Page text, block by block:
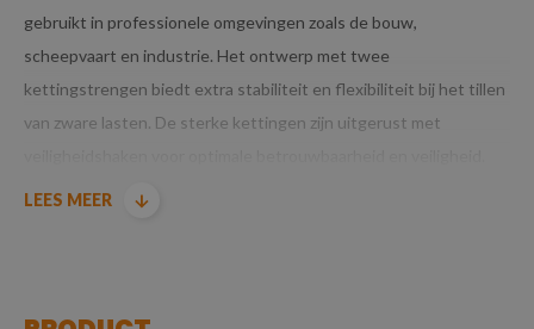
gebruikt in professionele omgevingen zoals de bouw,
scheepvaart en industrie. Het ontwerp met twee
kettingstrengen biedt extra stabiliteit en flexibiliteit bij het tillen
van zware lasten. De sterke kettingen zijn uitgerust met
Hier zijn de belangrijkste kenmerken en voordelen van dit
LEES MEER